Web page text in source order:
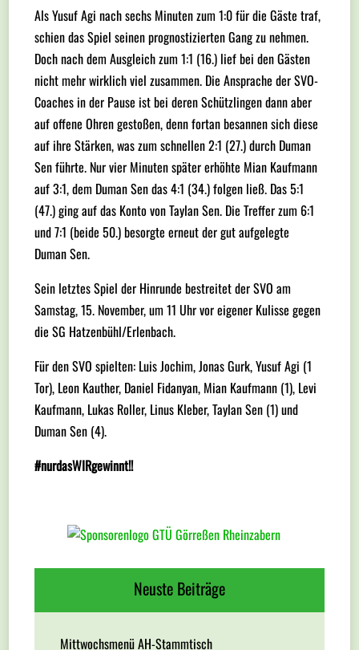
Als Yusuf Agi nach sechs Minuten zum 1:0 für die Gäste traf,
schien das Spiel seinen prognostizierten Gang zu nehmen.
Doch nach dem Ausgleich zum 1:1 (16.) lief bei den Gästen
nicht mehr wirklich viel zusammen. Die Ansprache der SVO-
Coaches in der Pause ist bei deren Schützlingen dann aber
auf offene Ohren gestoßen, denn fortan besannen sich diese
auf ihre Stärken, was zum schnellen 2:1 (27.) durch Duman
Sen führte. Nur vier Minuten später erhöhte Mian Kaufmann
auf 3:1, dem Duman Sen das 4:1 (34.) folgen ließ. Das 5:1
(47.) ging auf das Konto von Taylan Sen. Die Treffer zum 6:1
und 7:1 (beide 50.) besorgte erneut der gut aufgelegte
Duman Sen.
Sein letztes Spiel der Hinrunde bestreitet der SVO am
Samstag, 15. November, um 11 Uhr vor eigener Kulisse gegen
die SG Hatzenbühl/Erlenbach.
Für den SVO spielten: Luis Jochim, Jonas Gurk, Yusuf Agi (1
Tor), Leon Kauther, Daniel Fidanyan, Mian Kaufmann (1), Levi
Kaufmann, Lukas Roller, Linus Kleber, Taylan Sen (1) und
Duman Sen (4).
#nurdasWIRgewinnt!!
Neuste Beiträge
Mittwochsmenü AH-Stammtisch